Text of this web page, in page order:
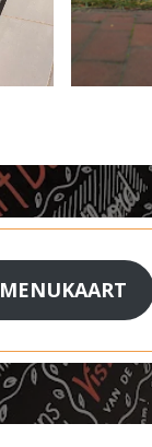
MENUKAART